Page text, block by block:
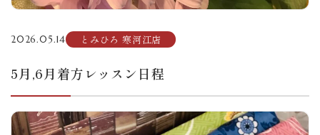
2026.05.14 とみひろ 寒河江店
5月,6月着方レッスン日程